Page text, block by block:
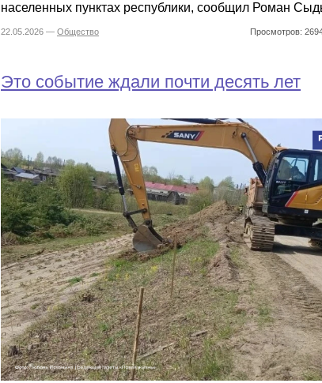
населенных пунктах республики, сообщил Роман
22.05.2026 — Общество Просмотров:
Это событие ждали почти десять лет